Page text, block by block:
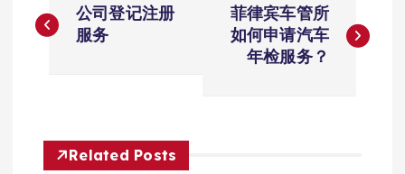
章
航
公司登记注册
服务
菲律宾车管所
如何申请汽车
年检服务？
Related Posts